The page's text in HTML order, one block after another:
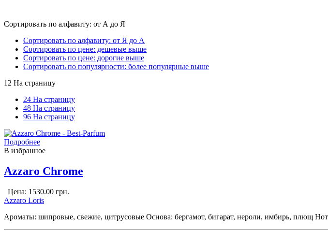
Сортировать по алфавиту: от А до Я
Сортировать по алфавиту: от Я до А
Сортировать по цене: дешевые выше
Сортировать по цене: дорогие выше
Сортировать по популярности: более популярные выше
12 На страницу
24 На страницу
48 На страницу
96 На страницу
Подробнее
В избранное
Azzaro Chrome
Цена: 1530.00 грн.
Azzaro Loris
Ароматы: шипровые, свежие, цитрусовые Основа: бергамот, бигарат, нероли, имбирь, плющ